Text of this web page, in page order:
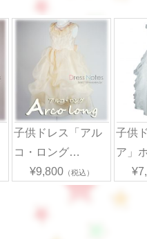
子供ドレス「アル
コ・ロング…
¥9,800（税込）
子供
ア」